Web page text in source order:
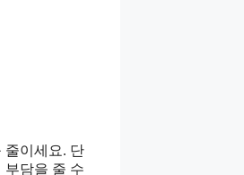
줄이세요. 단
부담을 줄 수